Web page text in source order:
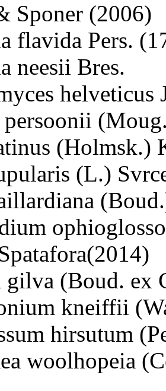
Sponer (2006)
flavida Pers.
neesii Bres.
persoonii
(L.)
gilva (Boud. ex
kneiffii
hirsutum
woolhopeia